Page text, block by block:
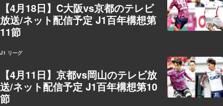
【4月18日】C大阪vs京都のテレビ
放送/ネット配信予定 J1百年構想第
11節
J1 リーグ
【4月11日】京都vs岡山のテレビ放
送/ネット配信予定 J1百年構想第10
節